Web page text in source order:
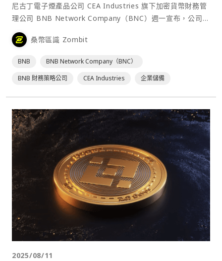
尼古丁電子煙產品公司 CEA Industries 旗下加密貨幣財務管
理公司 BNB Network Company（BNC）週一宣布，公司已
增持 12.5 萬顆 BNB 代幣，使總持有量達到 32.5 萬顆，進
一步鞏固其作為全球最大 BNB 企業持有者的地位。⋯
桑幣區識 Zombit
BNB
BNB Network Company（BNC）
BNB 財務策略公司
CEA Industries 企業儲備
2025/08/11